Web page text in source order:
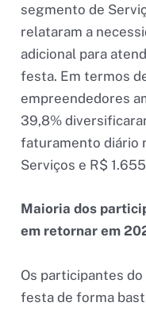
segmento de
relataram a
adicional para
festa. Em termos
empreendedores
39,8%
faturamento diário
Serviços e R$
Maioria dos
em retornar em
Os participantes
festa de forma